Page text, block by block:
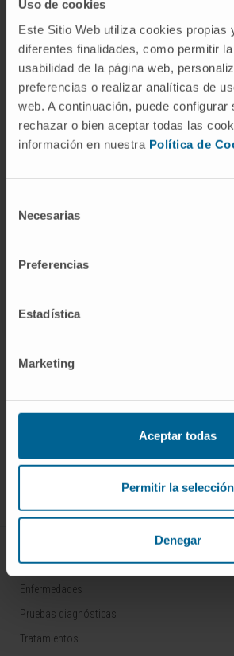
Uso de cookies
Este Sitio Web utiliza cookies propias
diferentes finalidades, como permitir
usabilidad de la página web,
preferencias o realizar analíticas de
web. A continuación, puede configurar
rechazar o bien aceptar todas las
información en nuestra Política de
Necesarias
Preferencias
Estadística
Marketing
Aceptar todas
Permitir la selección
Denegar
ÁREAS DE INVESTIGACIÓN
Miembro del equipo de trabajo
Innovación para un Cuidado
Persona.
ÁREAS DE INTERÉS
Voluntariado en Asociación de
¡Únete a nuestra
SUSCRIBIRSE
Síguenos
ENFERMEDADES Y TRATAMIENTOS
Enfermedades
Pruebas diagnósticas
Tratamientos